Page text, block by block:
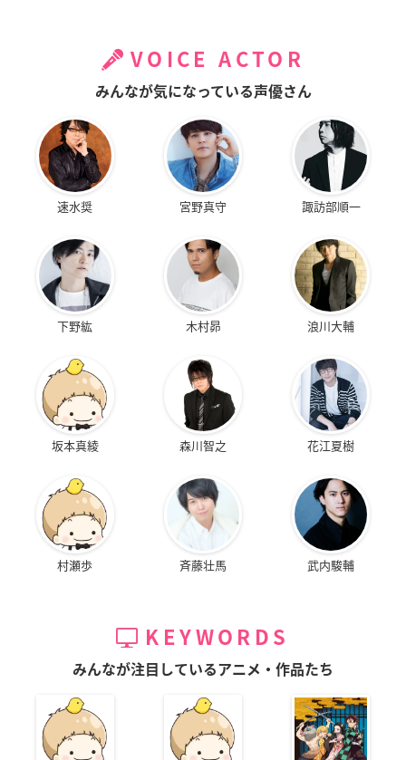
VOICE ACTOR
みんなが気になっている声優さん
速水奨 宮野真守 諏訪部順一
下野紘 木村昴 浪川大輔
坂本真綾 森川智之 花江夏樹
村瀬歩 斉藤壮馬 武内駿輔
KEYWORDS
みんなが注目しているアニメ・作品たち